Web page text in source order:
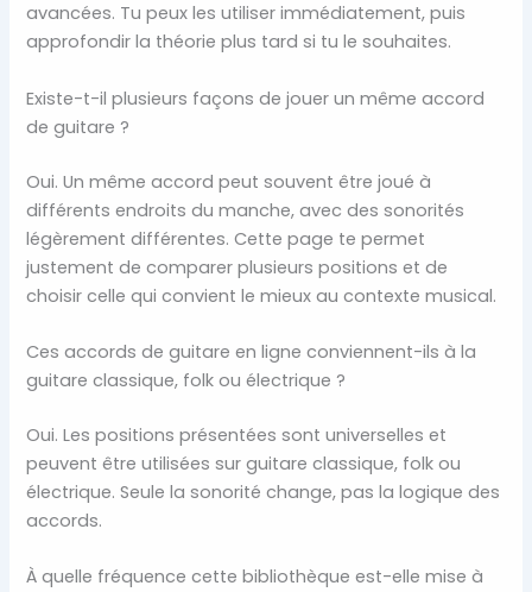
avancées. Tu peux les utiliser immédiatement, puis
approfondir la théorie plus tard si tu le souhaites.
Existe-t-il plusieurs façons de jouer un même accord
de guitare ?
Oui. Un même accord peut souvent être joué à
différents endroits du manche, avec des sonorités
légèrement différentes. Cette page te permet
justement de comparer plusieurs positions et de
choisir celle qui convient le mieux au contexte musical.
Ces accords de guitare en ligne conviennent-ils à la
guitare classique, folk ou électrique ?
Oui. Les positions présentées sont universelles et
peuvent être utilisées sur guitare classique, folk ou
électrique. Seule la sonorité change, pas la logique des
accords.
À quelle fréquence cette bibliothèque est-elle mise à